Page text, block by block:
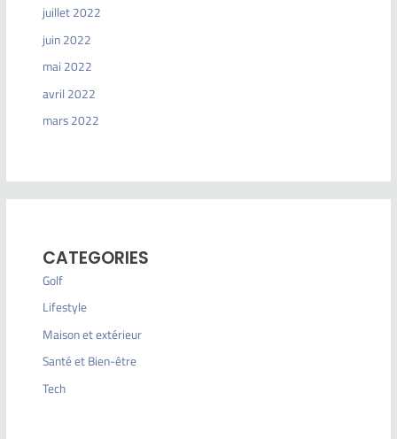
juillet 2022
juin 2022
mai 2022
avril 2022
mars 2022
CATEGORIES
Golf
Lifestyle
Maison et extérieur
Santé et Bien-être
Tech